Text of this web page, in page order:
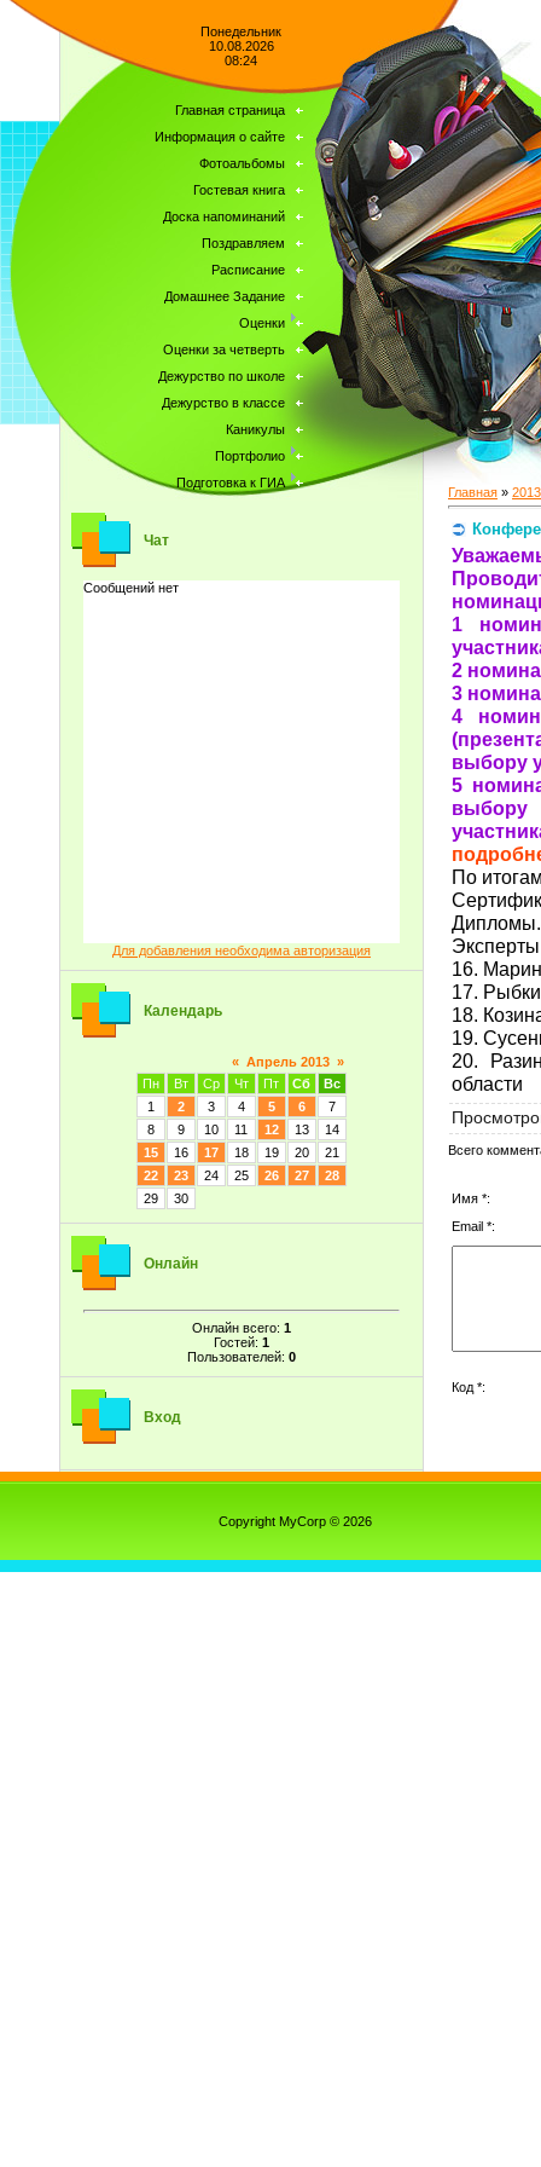
Понедельник
10.08.2026
08:24
Главная страница
Информация о сайте
Фотоальбомы
Гостевая книга
Доска напоминаний
Поздравляем
Расписание
Домашнее Задание
Оценки
Оценки за четверть
Дежурство по школе
Дежурство в классе
Каникулы
Портфолио
Подготовка к ГИА
Чат
Для добавления необходима авторизация
Календарь
« Апрель 2013 »
Пн
Вт Ср Чт Пт Сб
Вс
1
2 3 4 5 6
7
8
9 10 11 12 13
14
15
16 17 18 19 20
21
22
23 24 25 26 27
28
29
30
Онлайн
Онлайн всего: 1
Гостей: 1
Пользователей: 0
Вход
Главная » 2013
1
2
3
4
выбору
5
выбору
По
Дипломы.
16.
17.
18.
19.
20.
области
Всего
Имя *:
Email *:
Код *:
Copyright MyCorp © 2026